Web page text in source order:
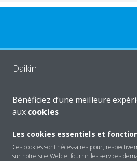
Daikin
Solutions
Contact
Bénéficiez d’une meilleure
aux cookies
Les cookies essentiels et
Ces cookies sont nécessaires pour,
sur notre site Web et fournir les services